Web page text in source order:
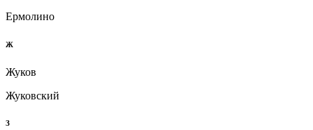
Ермолино
Ж
Жуков
Жуковский
З